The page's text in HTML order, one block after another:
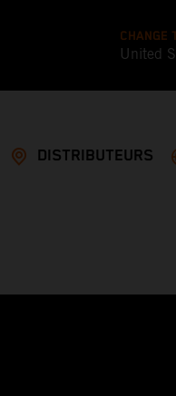
CHANGE
United
DISTRIBUTEURS